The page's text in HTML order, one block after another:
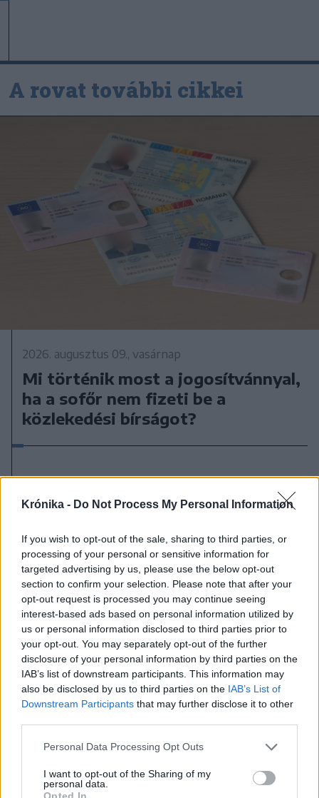
Krónika - Do Not Process My Personal Information
If you wish to opt-out of the sale, sharing to third parties, or
processing of your personal or sensitive information for
targeted advertising by us, please use the below opt-out
section to confirm your selection. Please note that after your
opt-out request is processed you may continue seeing
interest-based ads based on personal information utilized by
us or personal information disclosed to third parties prior to
your opt-out. You may separately opt-out of the further
disclosure of your personal information by third parties on the
IAB’s list of downstream participants. This information may
also be disclosed by us to third parties on the IAB’s List of
Downstream Participants that may further disclose it to other
Personal Data Processing Opt Outs
I want to opt-out of the Sharing of my
personal data.
Opted In
A rovat további cikkei
2026. augusztus 09., vasárnap
Mi történik most a jogosítvánnyal,
ha a sofőr nem fizeti be a
közlekedési bírságot?
2026. augusztus 09., vasárnap
Megakadályozták a Duna
csökkenését, legalább kilenc napig